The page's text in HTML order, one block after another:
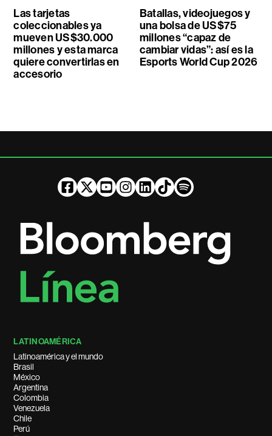
Las tarjetas
coleccionables ya
mueven US$30.000
millones y esta marca
quiere convertirlas en
accesorio
Batallas, videojuegos y
una bolsa de US$75
millones “capaz de
cambiar vidas”: así es la
Esports World Cup 2026
LATINOAMÉRICA
Latinoamérica y el mundo
Brasil
México
Argentina
Colombia
Venezuela
Chile
Perú